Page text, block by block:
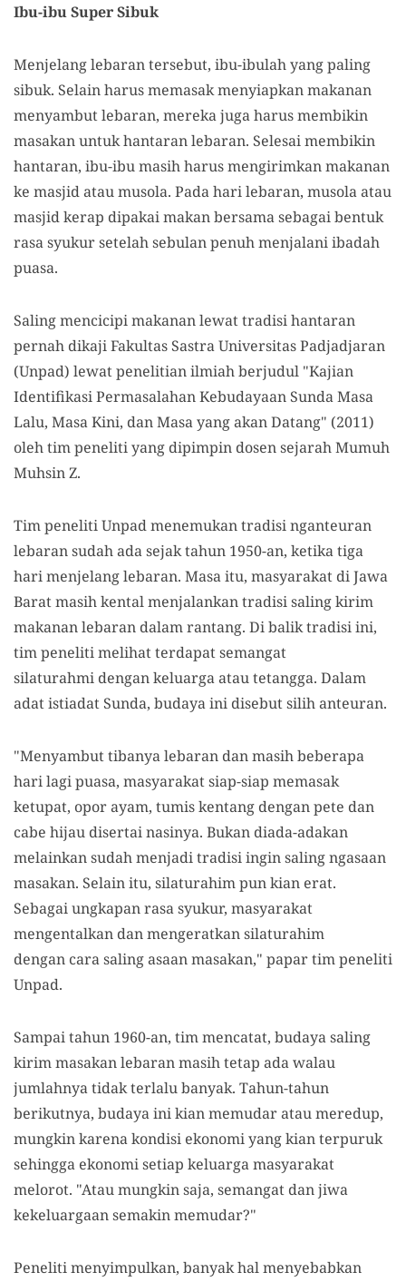
Ibu-ibu Super Sibuk
Menjelang lebaran tersebut, ibu-ibulah yang paling
sibuk. Selain harus memasak menyiapkan makanan
menyambut lebaran, mereka juga harus membikin
masakan untuk hantaran lebaran. Selesai membikin
hantaran, ibu-ibu masih harus mengirimkan makanan
ke masjid atau musola. Pada hari lebaran, musola atau
masjid kerap dipakai makan bersama sebagai bentuk
rasa syukur setelah sebulan penuh menjalani ibadah
puasa.
Saling mencicipi makanan lewat tradisi hantaran
pernah dikaji Fakultas Sastra Universitas Padjadjaran
(Unpad) lewat penelitian ilmiah berjudul "Kajian
Identifikasi Permasalahan Kebudayaan Sunda Masa
Lalu, Masa Kini, dan Masa yang akan Datang" (2011)
oleh tim peneliti yang dipimpin dosen sejarah Mumuh
Muhsin Z.
Tim peneliti Unpad menemukan tradisi nganteuran
lebaran sudah ada sejak tahun 1950-an, ketika tiga
hari menjelang lebaran. Masa itu, masyarakat di Jawa
Barat masih kental menjalankan tradisi saling kirim
makanan lebaran dalam rantang. Di balik tradisi ini,
tim peneliti melihat terdapat semangat
silaturahmi dengan keluarga atau tetangga. Dalam
adat istiadat Sunda, budaya ini disebut silih anteuran.
"Menyambut tibanya lebaran dan masih beberapa
hari lagi puasa, masyarakat siap-siap memasak
ketupat, opor ayam, tumis kentang dengan pete dan
cabe hijau disertai nasinya. Bukan diada-adakan
melainkan sudah menjadi tradisi ingin saling ngasaan
masakan. Selain itu, silaturahim pun kian erat.
Sebagai ungkapan rasa syukur, masyarakat
mengentalkan dan mengeratkan silaturahim
dengan cara saling asaan masakan," papar tim peneliti
Unpad.
Sampai tahun 1960-an, tim mencatat, budaya saling
kirim masakan lebaran masih tetap ada walau
jumlahnya tidak terlalu banyak. Tahun-tahun
berikutnya, budaya ini kian memudar atau meredup,
mungkin karena kondisi ekonomi yang kian terpuruk
sehingga ekonomi setiap keluarga masyarakat
melorot. "Atau mungkin saja, semangat dan jiwa
kekeluargaan semakin memudar?"
Peneliti menyimpulkan, banyak hal menyebabkan